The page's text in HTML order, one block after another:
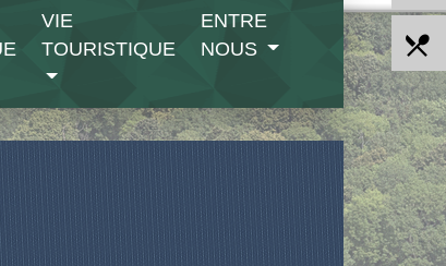
VIE
TOURISTIQUE
ENTRE
NOUS
local_dining